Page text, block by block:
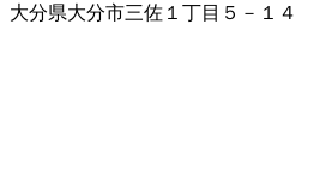
大分県大分市三佐１丁目５－１４